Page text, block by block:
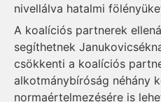
nivellálva hatalmi
A koalíciós partnerek
segíthetnek
csökkenti a koalíciós
alkotmánybíróság néhány
normaértelmezésére is